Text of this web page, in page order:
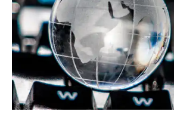
insektivor212